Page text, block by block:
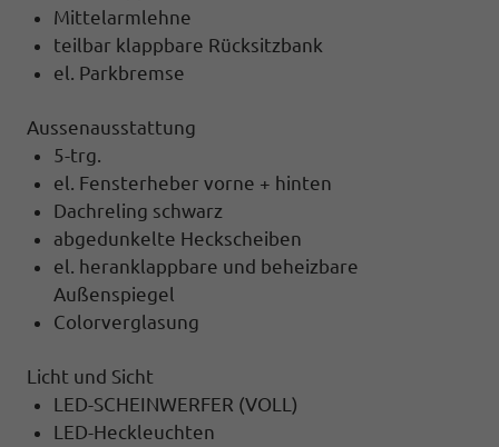
Mittelarmlehne
teilbar klappbare Rücksitzbank
el. Parkbremse
Aussenausstattung
5-trg.
el. Fensterheber vorne + hinten
Dachreling schwarz
abgedunkelte Heckscheiben
el. heranklappbare und beheizbare
Außenspiegel
Colorverglasung
Licht und Sicht
LED-SCHEINWERFER (VOLL)
LED-Heckleuchten